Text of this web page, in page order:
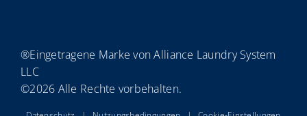
®Eingetragene Marke von Alliance Laundry System
LLC
©2026 Alle Rechte vorbehalten.